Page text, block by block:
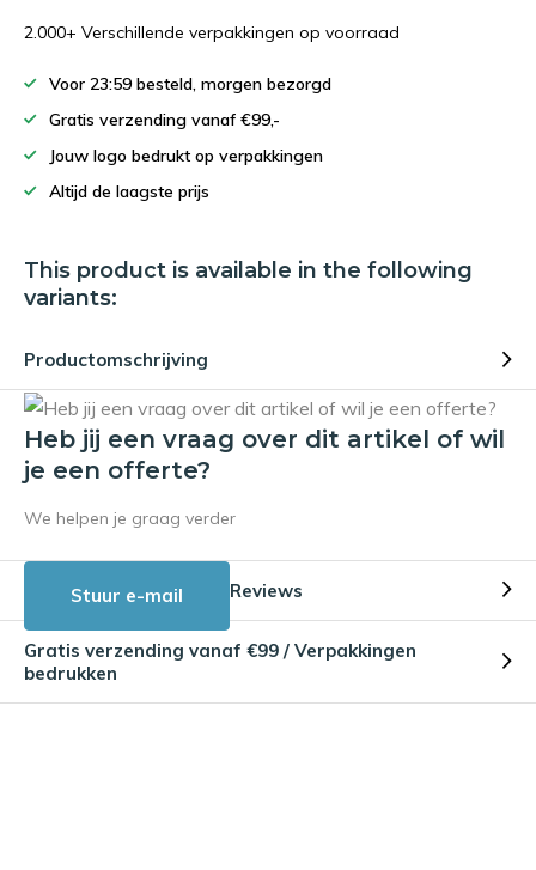
2.000+ Verschillende verpakkingen op voorraad
Voor 23:59 besteld, morgen bezorgd
Gratis verzending vanaf €99,-
Jouw logo bedrukt op verpakkingen
Altijd de laagste prijs
This product is available in the following
variants:
Productomschrijving
Heb jij een vraag over dit artikel of wil
je een offerte?
We helpen je graag verder
Stuur e-mail Reviews
Gratis verzending vanaf €99 / Verpakkingen
bedrukken